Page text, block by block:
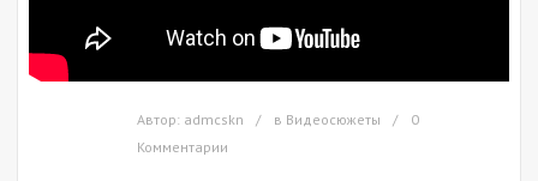
Автор: admcskn в Видеосюжеты
0
Комментарии